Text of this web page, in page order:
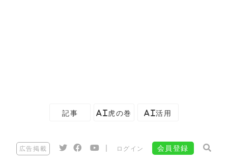
記事 AI虎の巻 AI活用
広告掲載 ログイン 会員登録